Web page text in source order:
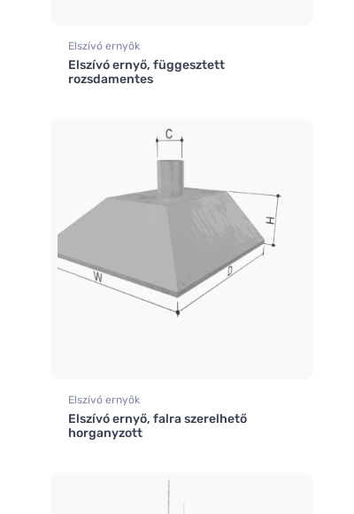
Elszívó ernyők
Elszívó ernyő, függesztett
rozsdamentes
Elszívó ernyők
Elszívó ernyő, falra szerelhető
horganyzott